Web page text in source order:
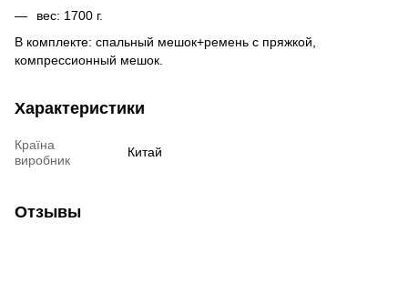
вес: 1700 г.
В комплекте: спальный мешок+ремень с пряжкой,
компрессионный мешок.
Характеристики
Країна
виробник
Китай
Отзывы